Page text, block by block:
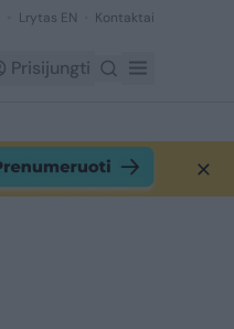
Lrytas EN Kontaktai
Prisijungti